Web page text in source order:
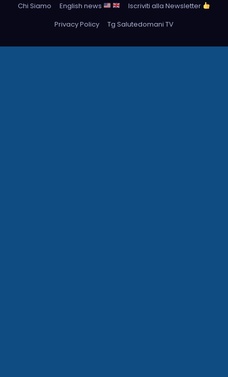
Chi Siamo
English news
Iscriviti alla Newsletter
Privacy Policy
Tg Salutedomani TV